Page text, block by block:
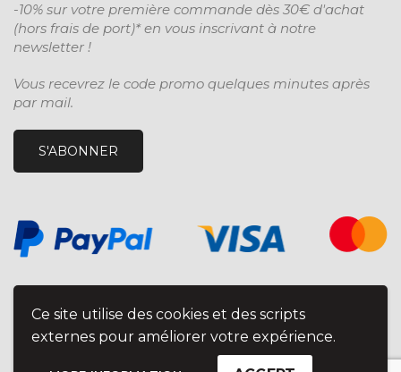
Ce site utilise des cookies et des scripts
externes pour améliorer votre expérience.
-10% sur votre première commande dès 30€ d'achat
(hors frais de port)* en vous inscrivant à notre
newsletter !
Vous recevrez le code promo quelques minutes après
par mail.
S'ABONNER